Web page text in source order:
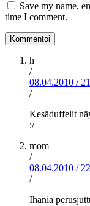
Save my name,
time I comment.
h
/
08.04.2010 /
/
Kesäduffelit
:/
mom
/
08.04.2010 /
/
Ihania